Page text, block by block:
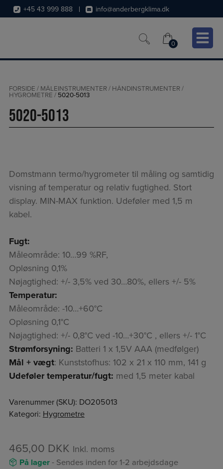
Hop
til
+45 43 999 888 info@anderbergklima.dk
0
0
FORSIDE / MÅLEINSTRUMENTER/ HÅNDINSTRUMENTER/
HYGROMETRE / 5020-5013
5020-5013
Domstmann termo/hygrometer til måling og samtidig
visning af temperatur og relativ fugtighed. Stort
display. MIN-MAX funktion. Udeføler med 1,5 m
kabel.
Fugt:
Måleområde: 10…99 %RF,
Opløsning 0,1%
Nøjagtighed: +/- 3,5% ved 30…80%, ellers +/- 5%
Temperatur:
Måleområde: -10…+60°C
Opløsning 0,1°C
Nøjagtighed: +/- 0,8°C ved -10…+30°C , ellers +/- 1°C
Strømforsyning: Batteri 1 x 1,5V AAA (medfølger)
Mål + vægt: Kunststofhus: 102 x 21 x 110 mm, 141 g
Udeføler temperatur/fugt: med 1,5 meter kabal
Varenummer (SKU): DO205013
Kategori: Hygrometre
465,00 DKK Inkl. moms
På lager- Sendes inden for 1-2 arbejdsdage